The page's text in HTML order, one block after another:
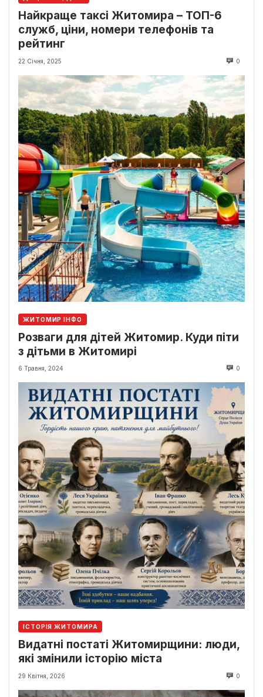
Найкраще таксі Житомира – ТОП-6
служб, ціни, номери телефонів та
рейтинг
22 Січня, 2025 0
ЖИТОМИР ІНФО
Розваги для дітей Житомир. Куди піти
з дітьми в Житомирі
6 Травня, 2024 0
ІСТОРІЯ ЖИТОМИРА
Видатні постаті Житомирщини: люди,
які змінили історію міста
29 Квітня, 2026 0